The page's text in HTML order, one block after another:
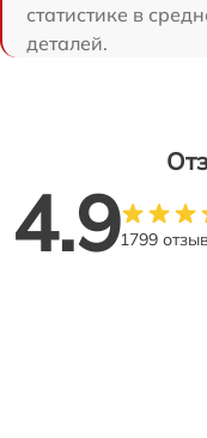
статистике в
деталей.
4.91799